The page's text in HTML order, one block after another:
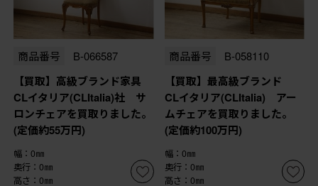
商品番号 B-066587
【買取】高級ブランド家具
CLイタリア(CLItalia)社 サ
ロンチェアを買取りました。
(定価約55万円)
幅：0㎜
奥行：0㎜
高さ：0㎜
商品番号 B-058110
【買取】最高級ブランド
CLイタリア(CLItalia) アー
ムチェアを買取りました。
(定価約100万円)
幅：0㎜
奥行：0㎜
高さ：0㎜